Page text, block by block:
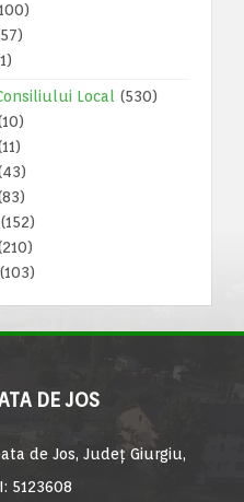
Local
(530)
(152)
(103)
DE JOS
de Jos, Județ Giurgiu,
5123608